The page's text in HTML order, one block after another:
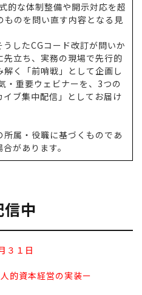
的な体制整備や開示対応を超
ものを問い直す内容となる見
したCGコード改訂が問いか
立ち、実務の現場で先行的
く「前哨戦」として企画し
・重要ウェビナーを、3つの
ブ集中配信」としてお届け
属・役職に基づくものであ
があります。
中
３１日
的資本経営の実装ー